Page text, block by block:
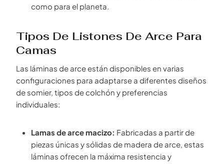
como para el planeta.
Tipos De Listones De Arce Para
Camas
Las láminas de arce están disponibles en varias
configuraciones para adaptarse a diferentes diseños
de somier, tipos de colchón y preferencias
individuales:
Lamas de arce macizo: Fabricadas a partir de
piezas únicas y sólidas de madera de arce, estas
láminas ofrecen la máxima resistencia y